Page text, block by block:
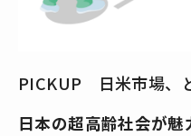
PICKUP 日米市場、
日本の超高齢社会が魅